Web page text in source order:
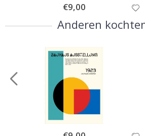
Special
Price
€9,00
Anderen
Special